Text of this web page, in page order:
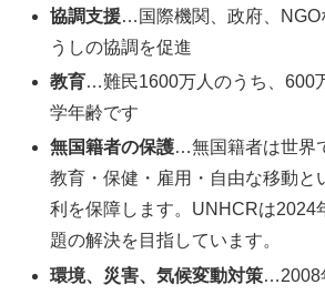
協調支援…国際機関、政府、NGO
うしの協調を促進
教育…難民1600万人のうち、600
学年齢です
無国籍者の保護…無国籍者は世界
教育・保健・雇用・自由な移動と
利を保障します。UNHCRは2024
題の解決を目指しています。
環境、災害、気候変動対策…2008